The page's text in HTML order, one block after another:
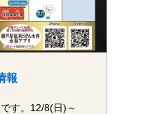
報
す。12/8(日)～